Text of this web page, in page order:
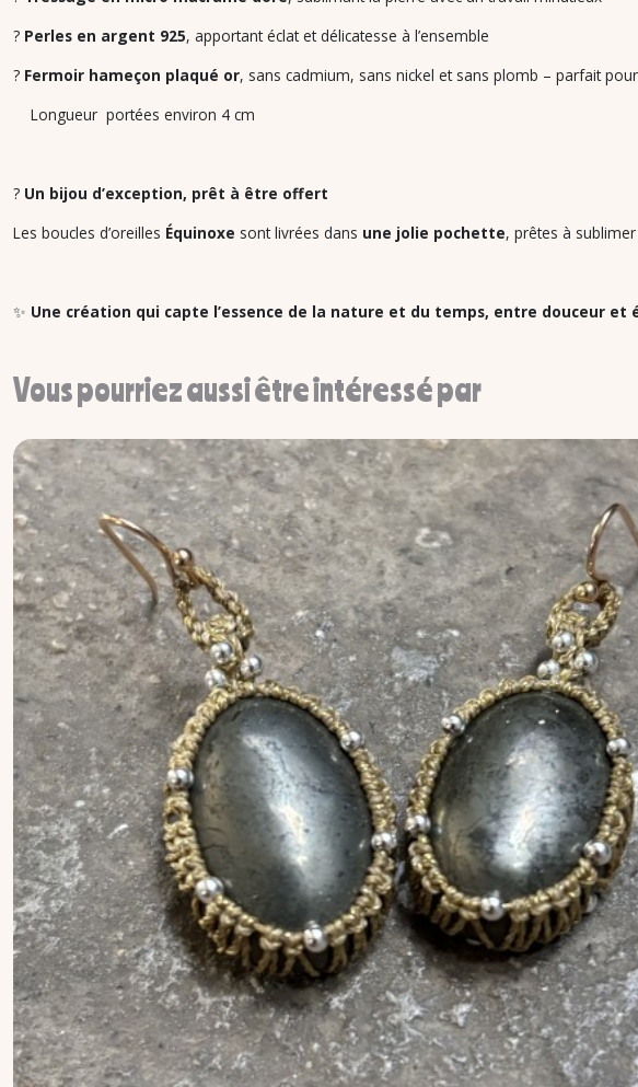
? Perles en argent 925, apportant éclat et délicatesse à l’ensemble
? Fermoir hameçon plaqué or, sans cadmium, sans nickel et sans plomb – parfait
Longueur portées environ 4 cm
? Un bijou d’exception, prêt à être offert
Les boucles d’oreilles Équinoxe sont livrées dans une jolie pochette, prêtes à
✨ Une création qui capte l’essence de la nature et du temps, entre douceur et
Vous pourriez aussi être intéressé par